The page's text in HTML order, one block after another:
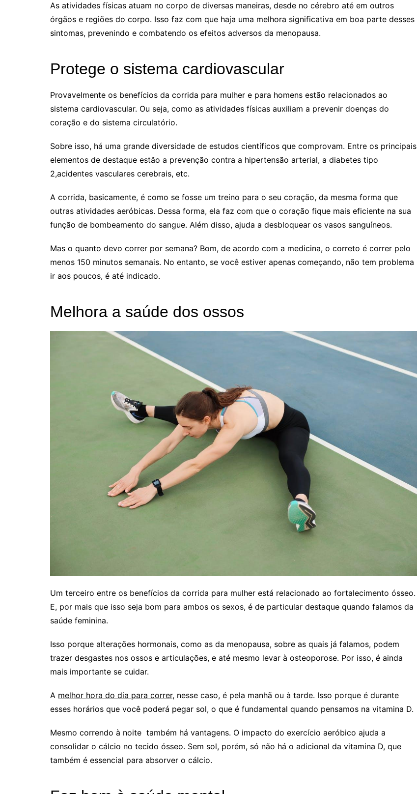
As atividades físicas atuam no corpo de diversas maneiras, desde no cérebro até em outros
órgãos e regiões do corpo. Isso faz com que haja uma melhora significativa em boa parte desses
sintomas, prevenindo e combatendo os efeitos adversos da menopausa.
Protege o sistema cardiovascular
Provavelmente os benefícios da corrida para mulher e para homens estão relacionados ao
sistema cardiovascular. Ou seja, como as atividades físicas auxiliam a prevenir doenças do
coração e do sistema circulatório.
Sobre isso, há uma grande diversidade de estudos científicos que comprovam. Entre os principais
elementos de destaque estão a prevenção contra a hipertensão arterial, a diabetes tipo
2,acidentes vasculares cerebrais, etc.
A corrida, basicamente, é como se fosse um treino para o seu coração, da mesma forma que
outras atividades aeróbicas. Dessa forma, ela faz com que o coração fique mais eficiente na sua
função de bombeamento do sangue. Além disso, ajuda a desbloquear os vasos sanguíneos.
Mas o quanto devo correr por semana? Bom, de acordo com a medicina, o correto é correr pelo
menos 150 minutos semanais. No entanto, se você estiver apenas começando, não tem problema
ir aos poucos, é até indicado.
Melhora a saúde dos ossos
Um terceiro entre os benefícios da corrida para mulher está relacionado ao fortalecimento ósseo.
E, por mais que isso seja bom para ambos os sexos, é de particular destaque quando falamos da
saúde feminina.
Isso porque alterações hormonais, como as da menopausa, sobre as quais já falamos, podem
trazer desgastes nos ossos e articulações, e até mesmo levar à osteoporose. Por isso, é ainda
mais importante se cuidar.
A melhor hora do dia para correr, nesse caso, é pela manhã ou à tarde. Isso porque é durante
esses horários que você poderá pegar sol, o que é fundamental quando pensamos na vitamina D.
Mesmo correndo à noite também há vantagens. O impacto do exercício aeróbico ajuda a
consolidar o cálcio no tecido ósseo. Sem sol, porém, só não há o adicional da vitamina D, que
também é essencial para absorver o cálcio.